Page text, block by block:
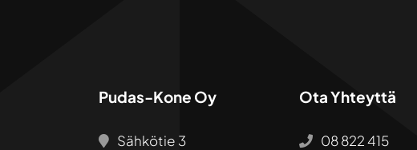
Pudas-Kone Oy
Sähkötie 3
Ota Yhteyttä
08 822 415